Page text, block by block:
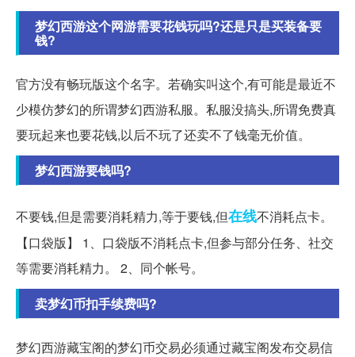
梦幻西游这个网游需要花钱玩吗?还是只是买装备要
钱?
官方没有畅玩版这个名字。若确实叫这个,有可能是最近不
少模仿梦幻的所谓梦幻西游私服。私服没搞头,所谓免费真
要玩起来也要花钱,以后不玩了还卖不了钱毫无价值。
梦幻西游要钱吗?
不要钱,但是需要消耗精力,等于要钱,但在线不消耗点卡。
【口袋版】 1、口袋版不消耗点卡,但参与部分任务、社交
等需要消耗精力。 2、同个帐号。
卖梦幻币扣手续费吗?
梦幻西游藏宝阁的梦幻币交易必须通过藏宝阁发布交易信